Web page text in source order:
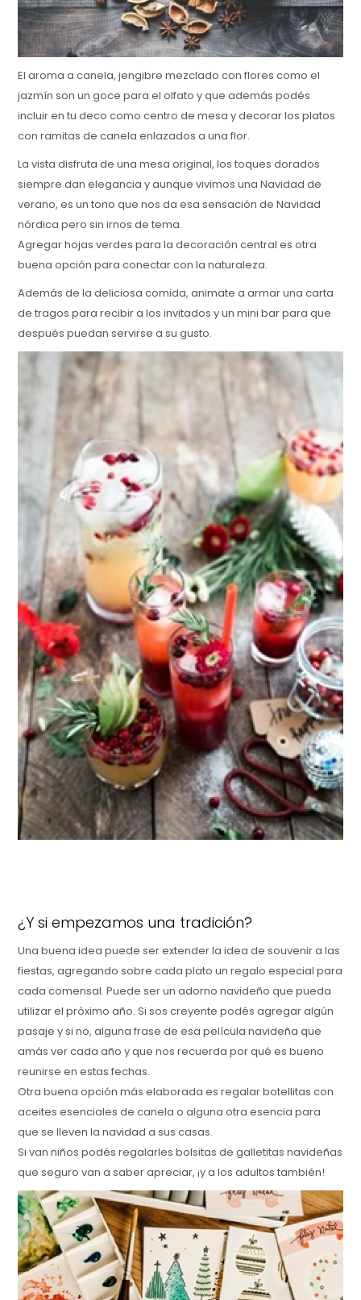
El aroma a canela, jengibre mezclado con flores como el
jazmín son un goce para el olfato y que además podés
incluir en tu deco como centro de mesa y decorar los platos
con ramitas de canela enlazados a una flor.
La vista disfruta de una mesa original, los toques dorados
siempre dan elegancia y aunque vivimos una Navidad de
verano, es un tono que nos da esa sensación de Navidad
nórdica pero sin irnos de tema.
Agregar hojas verdes para la decoración central es otra
buena opción para conectar con la naturaleza.
Además de la deliciosa comida, animate a armar una carta
de tragos para recibir a los invitados y un mini bar para que
después puedan servirse a su gusto.
¿Y si empezamos una tradición?
Una buena idea puede ser extender la idea de souvenir a las
fiestas, agregando sobre cada plato un regalo especial para
cada comensal. Puede ser un adorno navideño que pueda
utilizar el próximo año. Si sos creyente podés agregar algún
pasaje y si no, alguna frase de esa película navideña que
amás ver cada año y que nos recuerda por qué es bueno
reunirse en estas fechas.
Otra buena opción más elaborada es regalar botellitas con
aceites esenciales de canela o alguna otra esencia para
que se lleven la navidad a sus casas.
Si van niños podés regalarles bolsitas de galletitas navideñas
que seguro van a saber apreciar, ¡y a los adultos también!